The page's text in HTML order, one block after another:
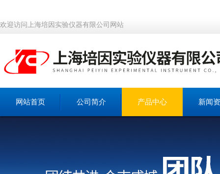
欢迎访问上海培因实验仪器有限公司网站
网站首页 公司简介 产品中心 新闻